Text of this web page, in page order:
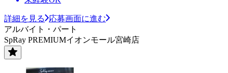
詳細を見る
応募画面に進む
アルバイト・パート
SpRay PREMIUMイオンモール宮崎店